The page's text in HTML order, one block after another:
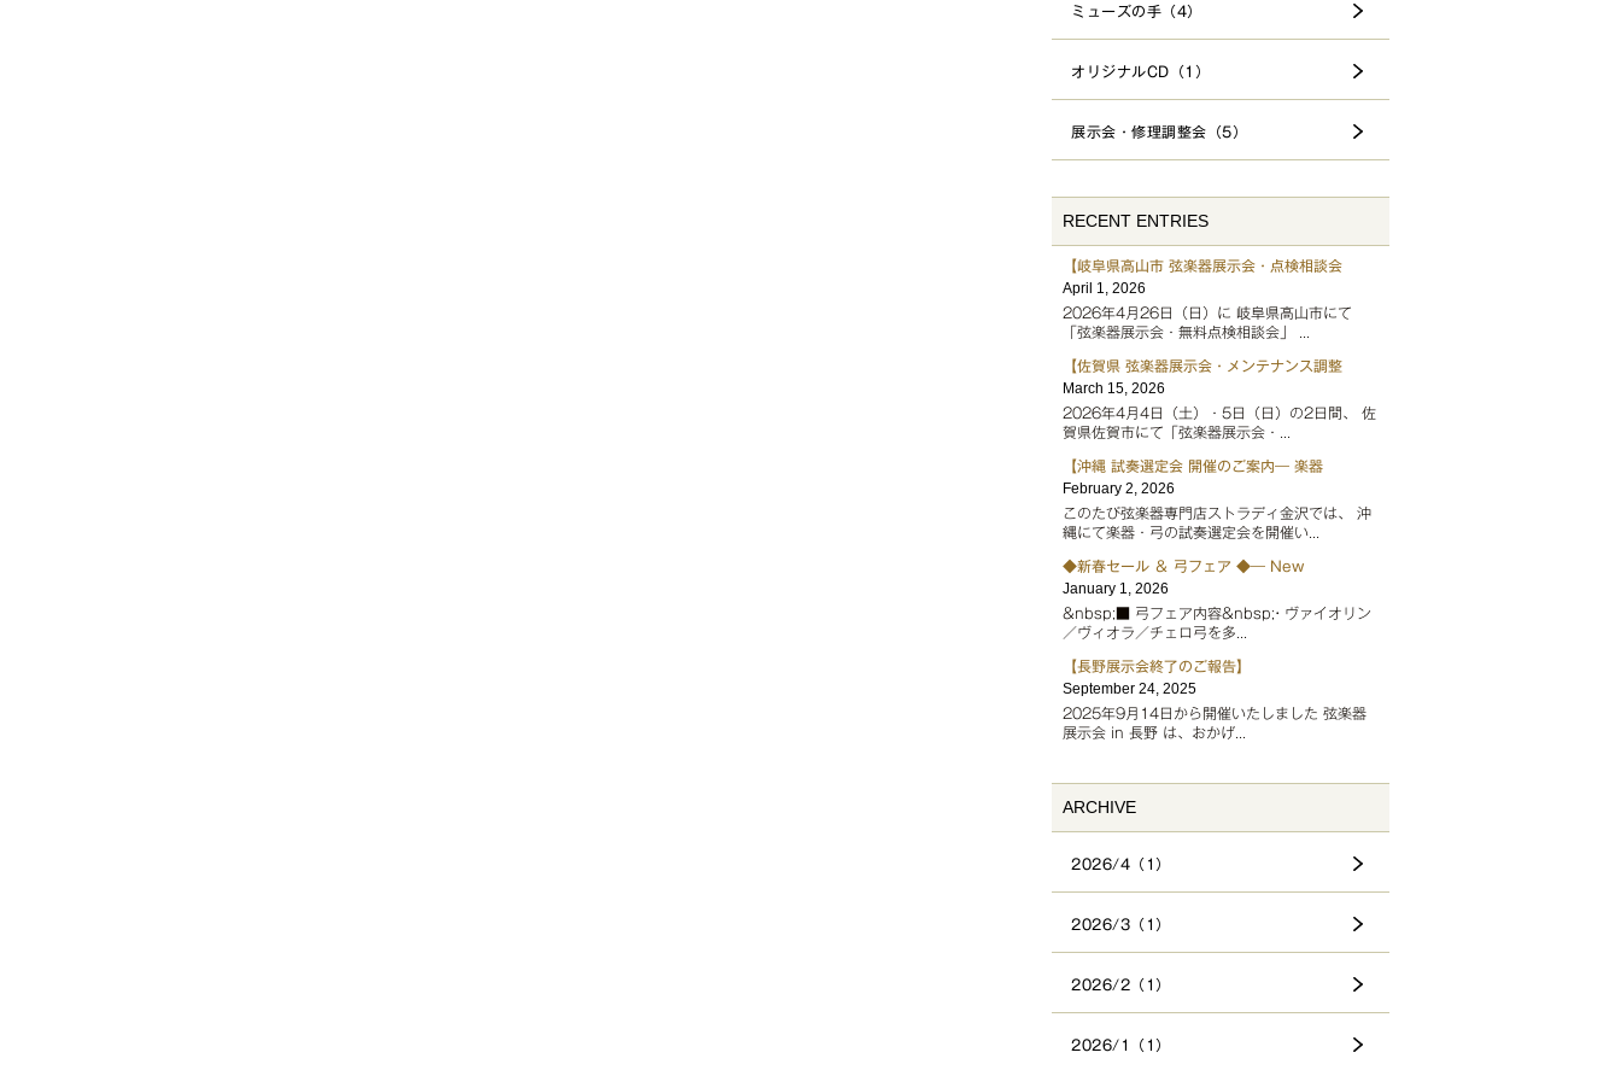
ミューズの手（4）
オリジナルCD（1）
展示会・修理調整会（5）
RECENT ENTRIES
【岐阜県高山市 弦楽器展示会・点検相談会
April 1, 2026
2026年4月26日（日）に 岐阜県高山市にて
「弦楽器展示会・無料点検相談会」 ...
【佐賀県 弦楽器展示会・メンテナンス調整
March 15, 2026
2026年4月4日（土）・5日（日）の2日間、 佐
賀県佐賀市にて「弦楽器展示会・...
【沖縄 試奏選定会 開催のご案内― 楽器
February 2, 2026
このたび弦楽器専門店ストラディ金沢では、 沖
縄にて楽器・弓の試奏選定会を開催い...
◆新春セール ＆ 弓フェア ◆― New
January 1, 2026
&nbsp;■ 弓フェア内容&nbsp;• ヴァイオリン
／ヴィオラ／チェロ弓を多...
【長野展示会終了のご報告】
September 24, 2025
2025年9月14日から開催いたしました 弦楽器
展示会 in 長野 は、おかげ...
ARCHIVE
2026/4（1）
2026/3（1）
2026/2（1）
2026/1（1）